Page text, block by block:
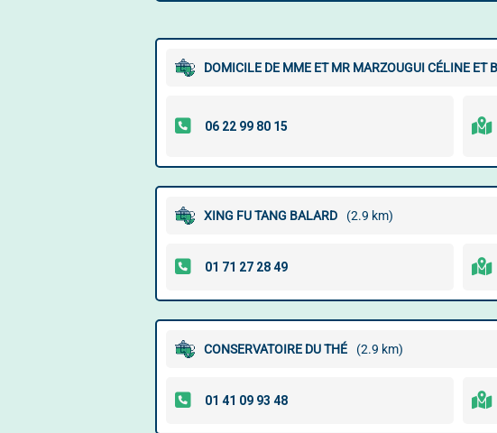
DOMICILE DE MME ET MR MARZOUGUI CÉLINE
XING FU TANG BALARD (2.9 km)
CONSERVATOIRE DU THÉ (2.9 km)